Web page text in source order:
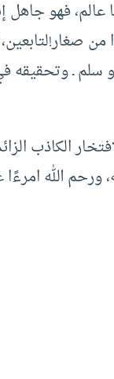
فهو جاهل
صغار!لتابعين،
و سلم ـ
الكاذب
ورحم الله